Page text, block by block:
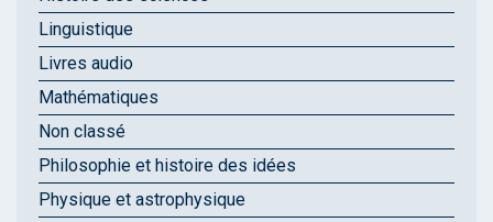
Linguistique
Livres audio
Mathématiques
Non classé
Philosophie et histoire des idées
Physique et astrophysique